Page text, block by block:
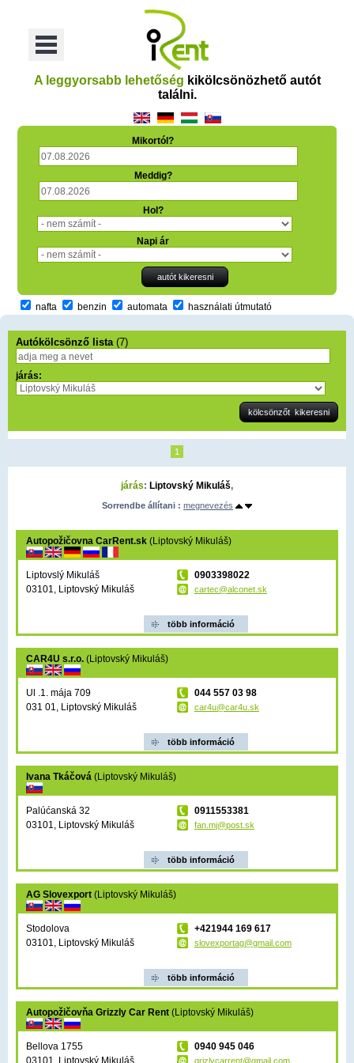
Menu
A leggyorsabb lehetőség kikölcsönözhető autót
találni.
Mikortól?
Meddig?
Hol?
Napi ár
nafta benzin automata használati útmutató
Autókölcsönző lista(7)
járás:
1
járás: Liptovský Mikuláš,
Sorrendbe állítani : megnevezés
Autopožičovna CarRent.sk (Liptovský Mikuláš)
Liptovslý Mikuláš
03101, Liptovský Mikuláš
0903398022
cartec@alconet.sk
több információ
CAR4U s.r.o. (Liptovský Mikuláš)
Ul .1. mája 709
031 01, Liptovský Mikuláš
044 557 03 98
car4u@car4u.sk
több információ
Ivana Tkáčová (Liptovský Mikuláš)
Palúćanská 32
03101, Liptovský Mikuláš
0911553381
fan.mj@post.sk
több információ
AG Slovexport (Liptovský Mikuláš)
Stodolova
03101, Liptovský Mikuláš
+421944 169 617
slovexportag@gmail.com
több információ
Autopožičovňa Grizzly Car Rent (Liptovský Mikuláš)
Bellova 1755
03101, Liptovský Mikuláš
0940 945 046
grizlycarrent@gmail.com